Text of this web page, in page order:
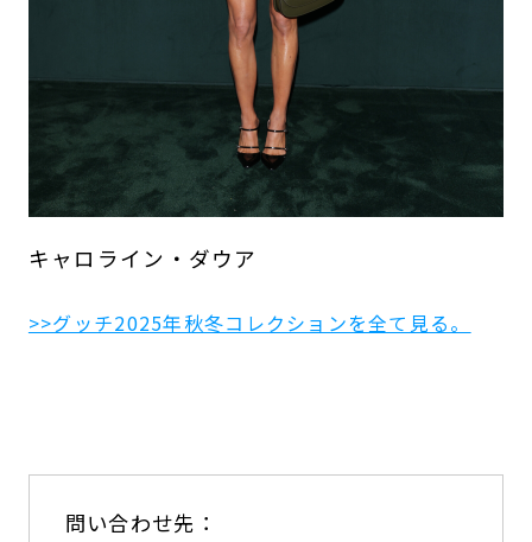
キャロライン・ダウア
>>グッチ2025年秋冬コレクションを全て見る。
問い合わせ先：